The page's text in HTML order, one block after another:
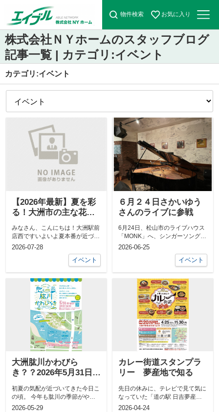
物件検索 お気に入り
株式会社ＮＹホームのスタッフブログ
記事一覧 | カテゴリ:イベント
カテゴリ:イベント
【2026年最新】夏を彩
る！大洲市の主な花火
め
みなさん、こんにちは！大洲駅前
店西ですいよいよ夏本番が近づい
てきましたね。夏の風物詩といえ
2026-07-28
イベント
６月２４日さかいゆう
さんのライブに参戦
6月24日、松山市のライブハウス
「MONK」へ、シンガーソングラ
イター・さかいゆうさんのライブ
2026-06-25
イベント
大洲肱川かわびら
き？？2026年5月31日の
初夏の気配が近づいてきた今日こ
の頃。 今年も肱川の季節がやっ
てきたみたいで、ちょっと気にな
2026-05-29
カレー街道スタンプラ
リー 夢産地で知る
先日の休みに、テレビで見て気に
なっていた「道の駅 日吉夢産
地」のインドカレーを食べに立ち
2026-04-24